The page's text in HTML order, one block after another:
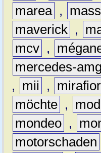
marea ,
maverick ,
mcv ,
mercedes-amg
,
mii ,
möchte ,
mondeo ,
motorschaden